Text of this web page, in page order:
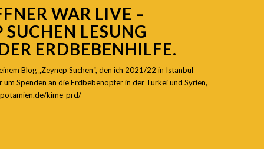
WAR LIVE –
SUCHEN LESUNG
ERDBEBENHILFE.
Blog „Zeynep Suchen“, den ich 2021/22 in Istanbul
Spenden an die Erdbebenopfer in der Türkei und Syrien,
kime-prd/